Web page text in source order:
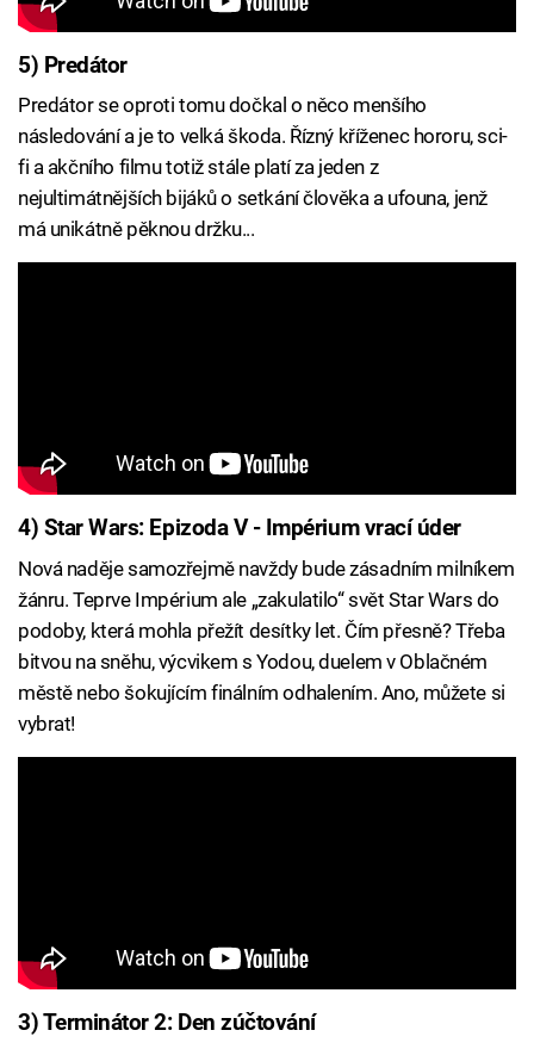
5) Predátor
Predátor se oproti tomu dočkal o něco menšího
následování a je to velká škoda. Řízný kříženec hororu, sci-
fi a akčního filmu totiž stále platí za jeden z
nejultimátnějších bijáků o setkání člověka a ufouna, jenž
má unikátně pěknou držku...
4) Star Wars: Epizoda V - Impérium vrací úder
Nová naděje samozřejmě navždy bude zásadním milníkem
žánru. Teprve Impérium ale „zakulatilo“ svět Star Wars do
podoby, která mohla přežít desítky let. Čím přesně? Třeba
bitvou na sněhu, výcvikem s Yodou, duelem v Oblačném
městě nebo šokujícím finálním odhalením. Ano, můžete si
vybrat!
3) Terminátor 2: Den zúčtování